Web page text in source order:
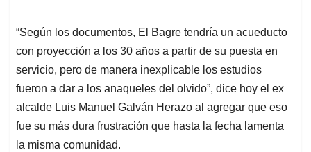
“Según los documentos, El Bagre tendría un acueducto
con proyección a los 30 años a partir de su puesta en
servicio, pero de manera inexplicable los estudios
fueron a dar a los anaqueles del olvido”, dice hoy el ex
alcalde Luis Manuel Galván Herazo al agregar que eso
fue su más dura frustración que hasta la fecha lamenta
la misma comunidad.